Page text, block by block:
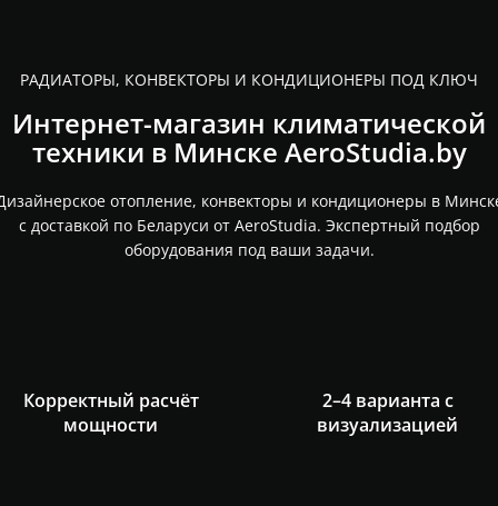
РАДИАТОРЫ, КОНВЕКТОРЫ И КОНДИЦИОНЕРЫ ПОД КЛЮЧ
Интернет-магазин климатической
техники в Минске AeroStudia.by
отопление, конвекторы и кондиционеры в
с доставкой по Беларуси от AeroStudia. Экспертный подбор
оборудования под ваши задачи.
Корректный расчёт
мощности
2–4 варианта с
визуализацией